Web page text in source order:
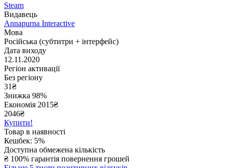
Steam
Видавець
Annapurna Interactive
Мова
Російська (субтитри + інтерфейс)
Дата виходу
12.11.2020
Регіон активації
Без регіону
31₴
Знижка 98%
Економія 2015₴
2046₴
Купити!
Товар в наявності
Кешбек: 5%
Доступна обмежена кількість
₴ 100% гарантія повернення грошей